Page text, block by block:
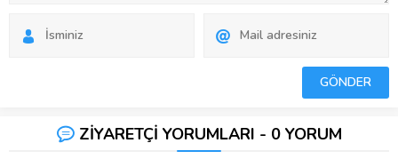
ZİYARETÇİ YORUMLARI - 0 YORUM